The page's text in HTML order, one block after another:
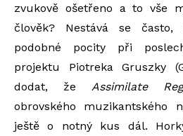
zvukově ošetřeno a to vše
člověk? Nestává se
podobné pocity při
projektu Piotreka Gruszky
dodat, že Assimilate
obrovského muzikantského
ještě o notný kus dál.